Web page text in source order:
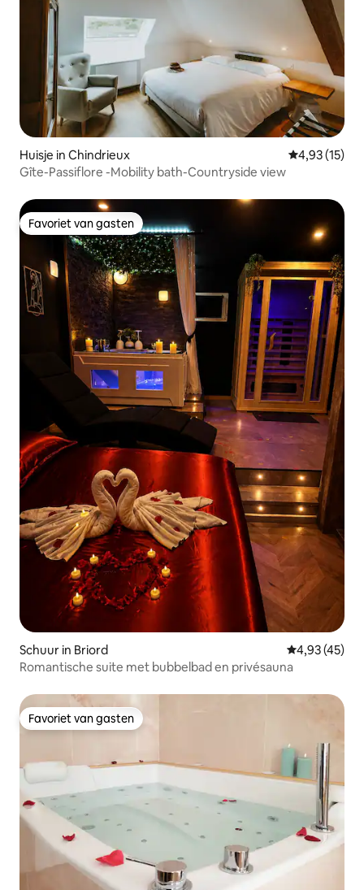
Huisje in Chindrieux Gemiddelde
4,93 (15)
Gîte-Passiflore -Mobility bath-Countryside view
Favoriet van gasten
Favoriet van gasten
Schuur in Briord Gemiddelde
4,93 (45)
Romantische suite met bubbelbad en privésauna
Favoriet van gasten
Favoriet van gasten